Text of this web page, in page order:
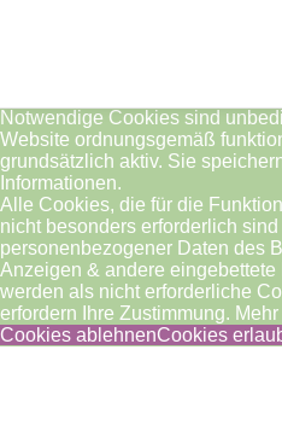
Notwendige Cookies sind
Website ordnungsgemäß
grundsätzlich aktiv. Sie
Informationen.
Alle Cookies, die für die
nicht besonders erforderlich
personenbezogener Daten des
Anzeigen & andere
werden als nicht erforderliche
erfordern Ihre Zustimmung.
Cookies ablehnenCookies